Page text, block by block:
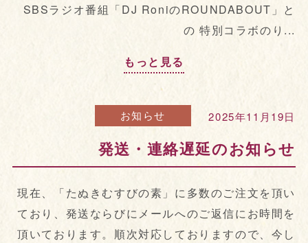
SBSラジオ番組「DJ RoniのROUNDABOUT」と
の 特別コラボのり...
もっと見る
お知らせ 2025年11月19日
発送・連絡遅延のお知らせ
現在、「たぬきむすびの素」に多数のご注文を頂い
ており、発送ならびにメールへのご返信にお時間を
頂いております。順次対応しておりますので、今し